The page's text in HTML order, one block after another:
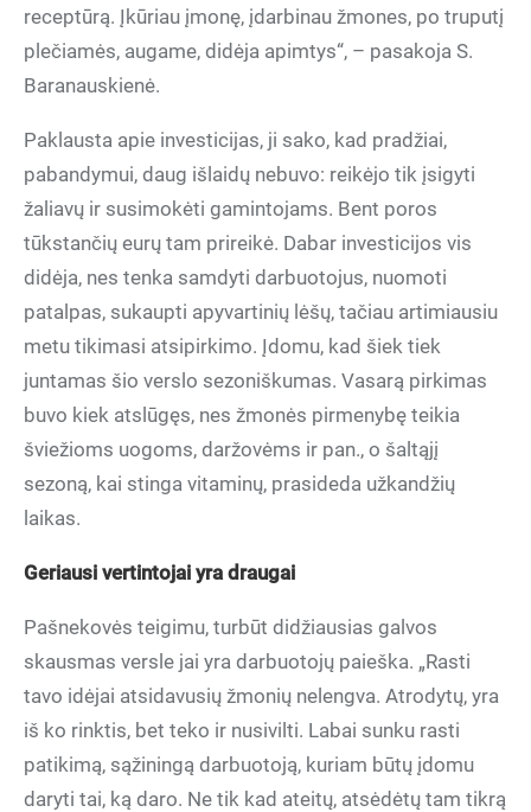
receptūrą. Įkūriau įmonę, įdarbinau žmones, po truputį
plečiamės, augame, didėja apimtys“, – pasakoja S.
Baranauskienė.
Paklausta apie investicijas, ji sako, kad pradžiai,
pabandymui, daug išlaidų nebuvo: reikėjo tik įsigyti
žaliavų ir susimokėti gamintojams. Bent poros
tūkstančių eurų tam prireikė. Dabar investicijos vis
didėja, nes tenka samdyti darbuotojus, nuomoti
patalpas, sukaupti apyvartinių lėšų, tačiau artimiausiu
metu tikimasi atsipirkimo. Įdomu, kad šiek tiek
juntamas šio verslo sezoniškumas. Vasarą pirkimas
buvo kiek atslūgęs, nes žmonės pirmenybę teikia
šviežioms uogoms, daržovėms ir pan., o šaltąjį
sezoną, kai stinga vitaminų, prasideda užkandžių
laikas.
Geriausi vertintojai yra draugai
Pašnekovės teigimu, turbūt didžiausias galvos
skausmas versle jai yra darbuotojų paieška. „Rasti
tavo idėjai atsidavusių žmonių nelengva. Atrodytų, yra
iš ko rinktis, bet teko ir nusivilti. Labai sunku rasti
patikimą, sąžiningą darbuotoją, kuriam būtų įdomu
daryti tai, ką daro. Ne tik kad ateitų, atsėdėtų tam tikrą